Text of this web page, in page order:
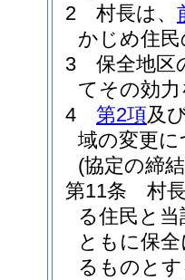
2
村長は、
かじめ住
3
保全地区
てその効
4
第2項及
域の変更
(協定の締
第11条
村
る住民と
ともに保
るものと